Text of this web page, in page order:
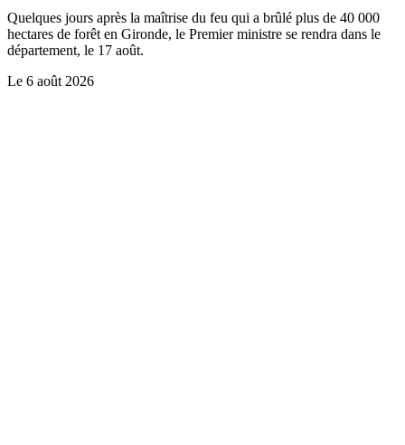
Quelques jours après la maîtrise du feu qui a brûlé plus de 40 000
hectares de forêt en Gironde, le Premier ministre se rendra dans le
département, le 17 août.
Le 6 août 2026